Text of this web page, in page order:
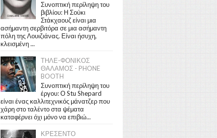
Συνοπτική περίληψη του
βιβλίου: Η Σούκι
Στάκχαουζ είναι μια
ασήμαντη σερβιτόρα σε μια ασήμαντη
πόλη της Λουιζιάνας. Είναι ήσυχη,
κλεισμένη ...
ΤΗΛΕ-ΦΟΝΙΚΟΣ
ΘΑΛΑΜΟΣ - PHONE
BOOTH
Συνοπτική περίληψη του
έργου: Ο Stu Shepard
είναι ένας καλλιτεχνικός μάνατζερ που
χάρη στο ταλέντο στα ψέματα
καταφέρνει όχι μόνο να επιβιώ...
ΚΡΕΣΕΝΤΟ